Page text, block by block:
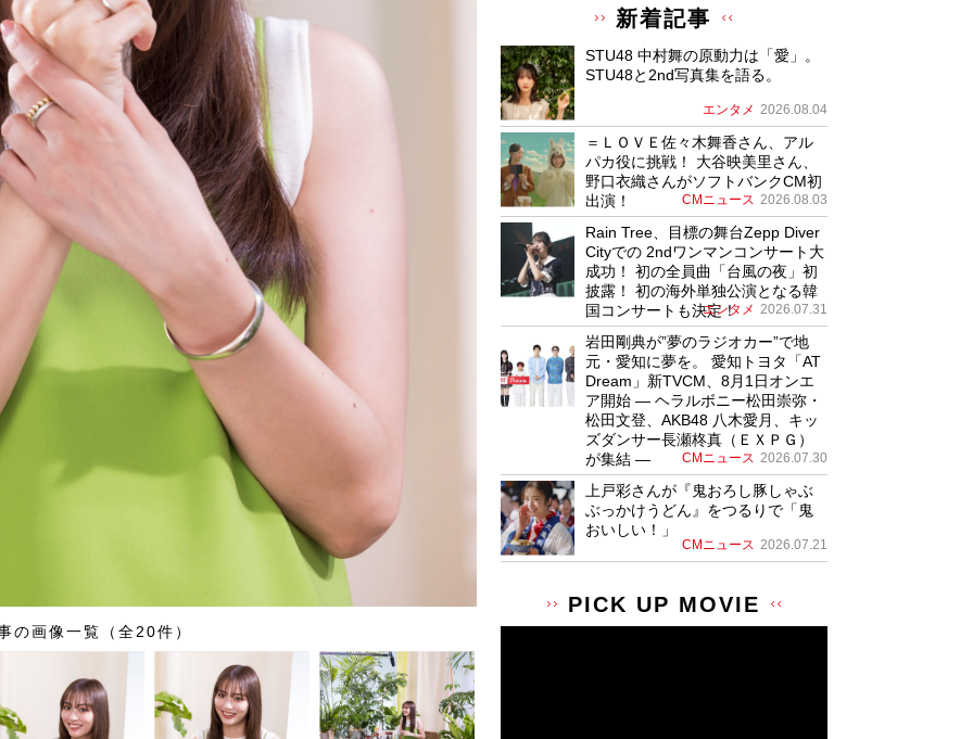
の画像一覧（全20件）
新着記事
STU48 中村舞の原動力は「愛」。
STU48と2nd写真集を語る。
エンタメ 2026.08.04
＝ＬＯＶＥ佐々木舞香さん、アル
パカ役に挑戦！ 大谷映美里さん、
野口衣織さんがソフトバンクCM初
出演！
CMニュース 2026.08.03
Rain Tree、目標の舞台Zepp Diver
Cityでの 2ndワンマンコンサート大
成功！ 初の全員曲「台風の夜」初
披露！ 初の海外単独公演となる韓
国コンサートも決定！
エンタメ 2026.07.31
岩田剛典が”夢のラジオカー”で地
元・愛知に夢を。 愛知トヨタ「AT
Dream」新TVCM、8月1日オンエ
ア開始 ― ヘラルボニー松田崇弥・
松田文登、AKB48 八木愛月、キッ
ズダンサー長瀬柊真（ＥＸＰＧ）
が集結 ―
CMニュース 2026.07.30
上戸彩さんが『鬼おろし豚しゃぶ
ぶっかけうどん』をつるりで「鬼
おいしい！」
CMニュース 2026.07.21
PICK UP MOVIE